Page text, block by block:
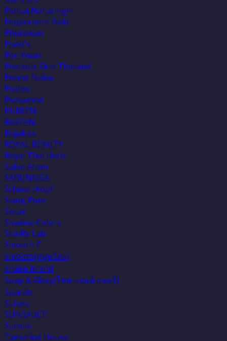
Pantai Norasingh
Peppermint Field
Phutawan
Pond's
Por Kwan
Precious Skin Thailand
Preme Nobu
Protex
Provamed
PUREEN
RASYAN
Rojukiss
ROYAL BEAUTY
Royal Thai Herb
Sabai Arom
SABUNNGA
Schwarzkopf
Siang Pure
Sistar
Sivanna Colors
SkinRx Lab
Smooth E
Smooto(สมูทโตะ)
Snake Brand
Soap & Glory(โซพ แอนด์ กลอรี่)
Sparkle
St.Ives
SUNSAUCE
Sunsilk
Tamarind House